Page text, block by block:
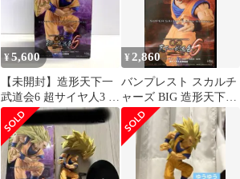
¥5,600
【未開封】造形天下一
武道会6 超サイヤ人3 孫
悟空 ドラゴンボール超
¥ 2,860
バンプレスト スカルチ
ャーズ BIG 造形天下一
武道会6-4 DB超 超サイ
ヤ人2孫悟空 通常カラ
ー